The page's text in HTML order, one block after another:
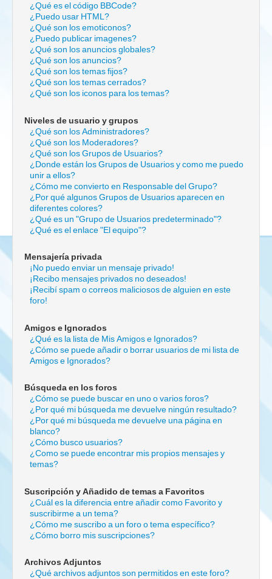
¿Qué es el código BBCode?
¿Puedo usar HTML?
¿Qué son los emoticonos?
¿Puedo publicar imagenes?
¿Qué son los anuncios globales?
¿Qué son los anuncios?
¿Qué son los temas fijos?
¿Qué son los temas cerrados?
¿Qué son los iconos para los temas?
Niveles de usuario y grupos
¿Qué son los Administradores?
¿Qué son los Moderadores?
¿Qué son los Grupos de Usuarios?
¿Donde están los Grupos de Usuarios y como me puedo
unir a ellos?
¿Cómo me convierto en Responsable del Grupo?
¿Por qué algunos Grupos de Usuarios aparecen en
diferentes colores?
¿Qué es un "Grupo de Usuarios predeterminado"?
¿Qué es el enlace "El equipo"?
Mensajería privada
¡No puedo enviar un mensaje privado!
¡Recibo mensajes privados no deseados!
¡Recibí spam o correos maliciosos de alguien en este
foro!
Amigos e Ignorados
¿Qué es la lista de Mis Amigos e Ignorados?
¿Cómo se puede añadir o borrar usuarios de mi lista de
Amigos e Ignorados?
Búsqueda en los foros
¿Cómo se puede buscar en uno o varios foros?
¿Por qué mi búsqueda me devuelve ningún resultado?
¿Por qué mi búsqueda me devuelve una página en
blanco?
¿Cómo busco usuarios?
¿Como se puede encontrar mis propios mensajes y
temas?
Suscripción y Añadido de temas a Favoritos
¿Cuál es la diferencia entre añadir como Favorito y
suscribirme a un tema?
¿Cómo me suscribo a un foro o tema específico?
¿Cómo borro mis suscripciones?
Archivos Adjuntos
¿Qué archivos adjuntos son permitidos en este foro?